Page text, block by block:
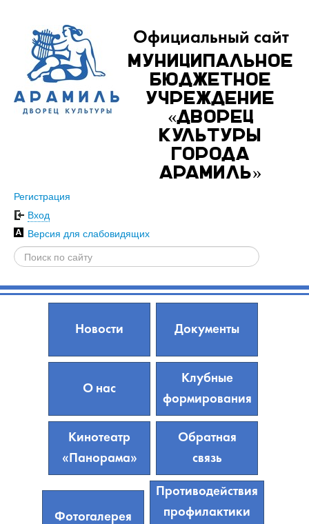
Официальный сайт
Муниципальное
бюджетное
учреждение
«Дворец
культуры
города
Арамиль»
Регистрация
Вход
Версия для слабовидящих
Новости Документы
О нас
Клубные
формирования
Кинотеатр
«Панорама»
Обратная
связь
Фотогалерея
Противодействия
профилактики